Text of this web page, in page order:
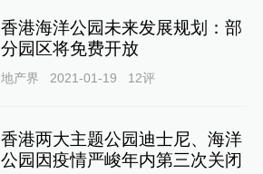
香港海洋公园未来发展规划：部
分园区将免费开放
地产界 2021-01-19 12评
香港两大主题公园迪士尼、海洋
公园因疫情严峻年内第三次关闭